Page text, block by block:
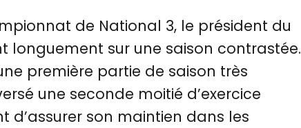
de National 3, le président du
longuement sur une saison contrastée.
première partie de saison très
une seconde moitié d’exercice
son maintien dans les